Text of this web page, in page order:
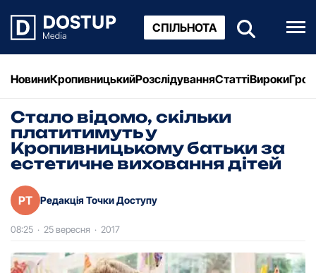
СПІЛЬНОТА
НовиниКропивницькийРозслідуванняСтаттіВироки
Стало відомо, скільки
платитимуть у
Кропивницькому батьки за
естетичне виховання дітей
РТ Редакція Точки Доступу
08:25 · 25 вересня · 2017